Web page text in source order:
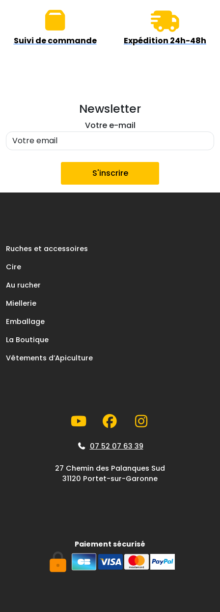
Suivi de commande Expédition 24h-48h
Newsletter
Votre e-mail
Ruches et accessoires
Cire
Au rucher
Miellerie
Emballage
La Boutique
Vêtements d’Apiculture
07 52 07 63 39
27 Chemin des Palanques Sud
31120 Portet-sur-Garonne
Paiement sécurisé